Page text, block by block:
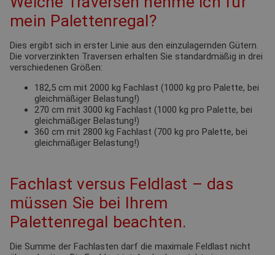
mein Palettenregal?
Dies ergibt sich in erster Linie aus den einzulagernden Gütern.
Die vorverzinkten Traversen erhalten Sie standardmäßig in drei
verschiedenen Größen:
182,5 cm mit 2000 kg Fachlast (1000 kg pro Palette, bei
gleichmäßiger Belastung!)
270 cm mit 3000 kg Fachlast (1000 kg pro Palette, bei
gleichmäßiger Belastung!)
360 cm mit 2800 kg Fachlast (700 kg pro Palette, bei
gleichmäßiger Belastung!)
Fachlast versus Feldlast – das
müssen Sie bei Ihrem
Palettenregal beachten.
Die Summe der Fachlasten darf die maximale Feldlast nicht